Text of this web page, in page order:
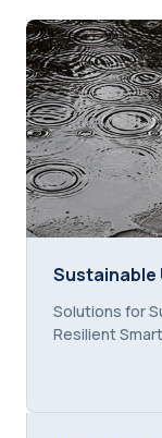
Sustainable
Sustainable
Course
Solutions for
Resilient